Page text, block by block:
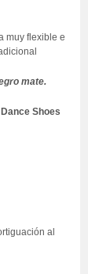
muy flexible e
mate.
Shoes
al